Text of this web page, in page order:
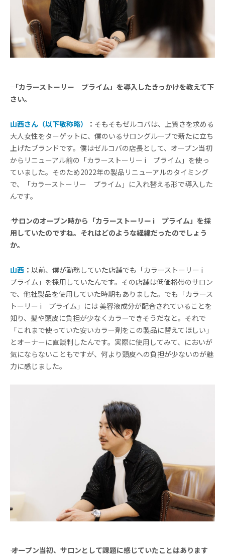
―― 「カラーストーリー プライム」を導入したきっかけを教えて下
さい。
山西さん（以下敬称略） ： そもそもゼルコバは、上質さを求める
大人女性をターゲットに、僕のいるサロングループで新たに立ち
上げたブランドです。僕はゼルコバの店長として、オープン当初
からリニューアル前の「カラーストーリー i プライム」を使っ
ていました。そのため2022年の製品リニューアルのタイミング
で、「カラーストーリー プライム」に入れ替える形で導入した
んです。
―― サロンのオープン時から「カラーストーリー i プライム」を採
用していたのですね。それはどのような経緯だったのでしょう
か。
山西 ： 以前、僕が勤務していた店舗でも「カラーストーリー i
プライム」を採用していたんです。その店舗は低価格帯のサロン
で、他社製品を使用していた時期もありました。でも「カラース
トーリー i プライム」には 美容液成分が配合されていることを
知り、髪や頭皮に負担が少なくカラーできそうだなと。それで
「これまで使っていた安いカラー剤をこの製品に替えてほしい」
とオーナーに直談判したんです。実際に使用してみて、においが
気にならないこともですが、何より頭皮への負担が少ないのが魅
力に感じました。
―― オープン当初、サロンとして課題に感じていたことはあります